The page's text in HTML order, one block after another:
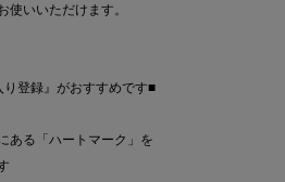
使いいただけます。
登録』がおすすめです■
ある「ハートマーク」を